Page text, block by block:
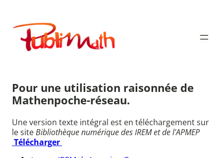
contenu
Publimath
Pour une utilisation raisonnée de
Mathenpoche-réseau.
Une version texte intégral est en téléchargement sur
le siteBibliothèque numérique des IREM et de l'APMEP
Télécharger